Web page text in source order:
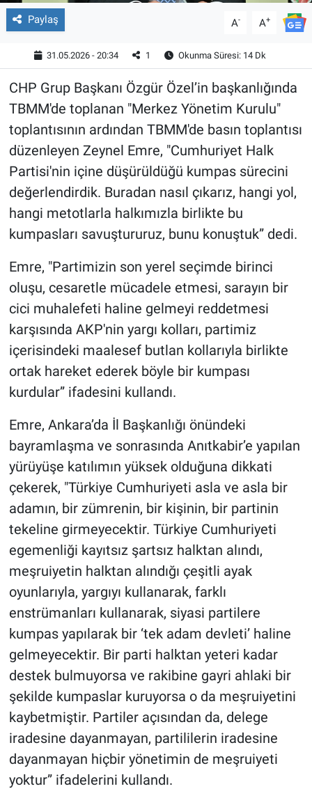
Paylaş A- A+
31.05.2026 - 20:34 1 Okunma Süresi: 14 Dk
CHP Grup Başkanı Özgür Özel’in başkanlığında
TBMM'de toplanan "Merkez Yönetim Kurulu"
toplantısının ardından TBMM'de basın toplantısı
düzenleyen Zeynel Emre, "Cumhuriyet Halk
Partisi'nin içine düşürüldüğü kumpas sürecini
değerlendirdik. Buradan nasıl çıkarız, hangi yol,
hangi metotlarla halkımızla birlikte bu
kumpasları savuştururuz, bunu konuştuk” dedi.
Emre, "Partimizin son yerel seçimde birinci
oluşu, cesaretle mücadele etmesi, sarayın bir
cici muhalefeti haline gelmeyi reddetmesi
karşısında AKP'nin yargı kolları, partimiz
içerisindeki maalesef butlan kollarıyla birlikte
ortak hareket ederek böyle bir kumpası
kurdular” ifadesini kullandı.
Emre, Ankara’da İl Başkanlığı önündeki
bayramlaşma ve sonrasında Anıtkabir’e yapılan
yürüyüşe katılımın yüksek olduğuna dikkati
çekerek, "Türkiye Cumhuriyeti asla ve asla bir
adamın, bir zümrenin, bir kişinin, bir partinin
tekeline girmeyecektir. Türkiye Cumhuriyeti
egemenliği kayıtsız şartsız halktan alındı,
meşruiyetin halktan alındığı çeşitli ayak
oyunlarıyla, yargıyı kullanarak, farklı
enstrümanları kullanarak, siyasi partilere
kumpas yapılarak bir ‘tek adam devleti’ haline
gelmeyecektir. Bir parti halktan yeteri kadar
destek bulmuyorsa ve rakibine gayri ahlaki bir
şekilde kumpaslar kuruyorsa o da meşruiyetini
kaybetmiştir. Partiler açısından da, delege
iradesine dayanmayan, partililerin iradesine
dayanmayan hiçbir yönetimin de meşruiyeti
yoktur” ifadelerini kullandı.